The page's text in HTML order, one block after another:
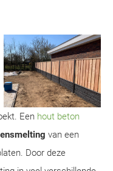
Een hout beton
van een
Door deze